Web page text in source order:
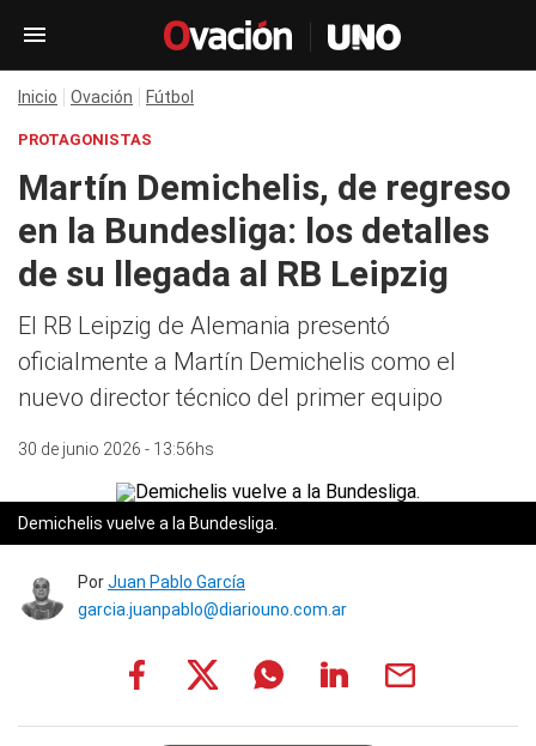
Inicio Ovación Fútbol
PROTAGONISTAS
Martín Demichelis, de regreso
en la Bundesliga: los detalles
de su llegada al RB Leipzig
El RB Leipzig de Alemania presentó
oficialmente a Martín Demichelis como el
nuevo director técnico del primer equipo
30 de junio 2026 - 13:56hs
Demichelis vuelve a la Bundesliga.
PorJuan Pablo García
garcia.juanpablo@diariouno.com.ar